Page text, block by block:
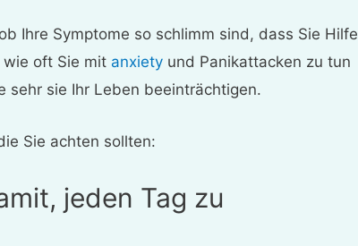
Ihre Symptome so schlimm sind, dass Sie Hilfe
wie oft Sie mit anxiety und Panikattacken zu tun
sehr sie Ihr Leben beeinträchtigen.
Sie achten sollten:
jeden Tag zu